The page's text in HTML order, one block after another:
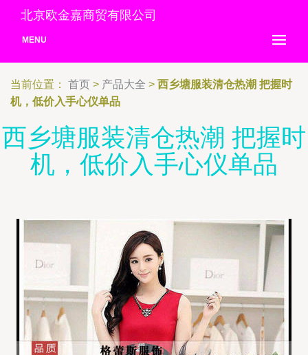
北京欧金嘉商贸有限公司
MENU
当前位置： 首页 > 产品大全 > 西乡塘服装清仓热潮 把握时
机，低价入手心仪单品
西乡塘服装清仓热潮 把握时
机，低价入手心仪单品